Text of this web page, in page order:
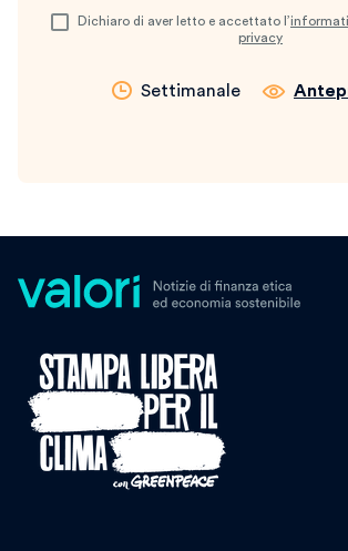
Dichiaro di aver letto e accettato l’
privacy
Settimanale